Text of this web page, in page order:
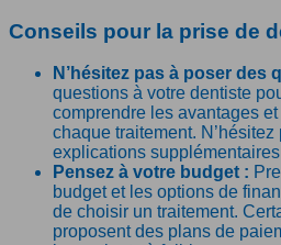
Conseils pour la prise de
N’hésitez pas à poser des
questions à votre dentiste
comprendre les avantages
chaque traitement.
explications
Pensez à votre budget :
budget et les options de
de choisir un traitement.
proposent des plans de